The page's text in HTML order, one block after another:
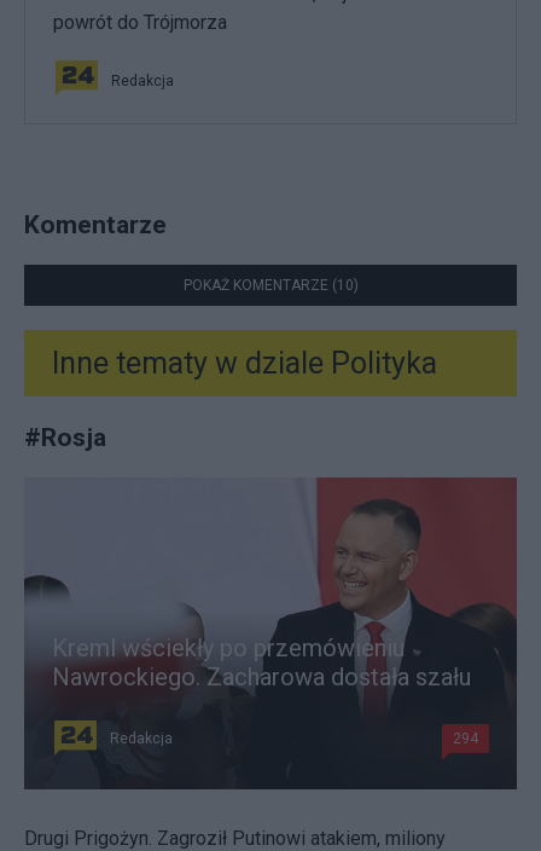
powrót do Trójmorza
Redakcja
Komentarze
POKAŻ KOMENTARZE (10)
Inne tematy w dziale Polityka
#Rosja
Kreml wściekły po przemówieniu
Nawrockiego. Zacharowa dostała szału
Redakcja 294
Drugi Prigożyn. Zagroził Putinowi atakiem, miliony